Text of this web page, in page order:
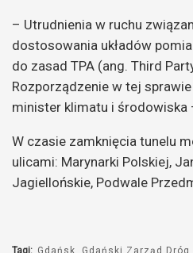
– Utrudnienia w ruchu
dostosowania układów
do zasad TPA (ang. Third
Rozporządzenie w tej
minister klimatu i środowiska
W czasie zamknięcia tunelu
ulicami: Marynarki Polskiej,
Jagiellońskie, Podwale